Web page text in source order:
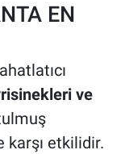
EN
ve
karşı etkilidir.